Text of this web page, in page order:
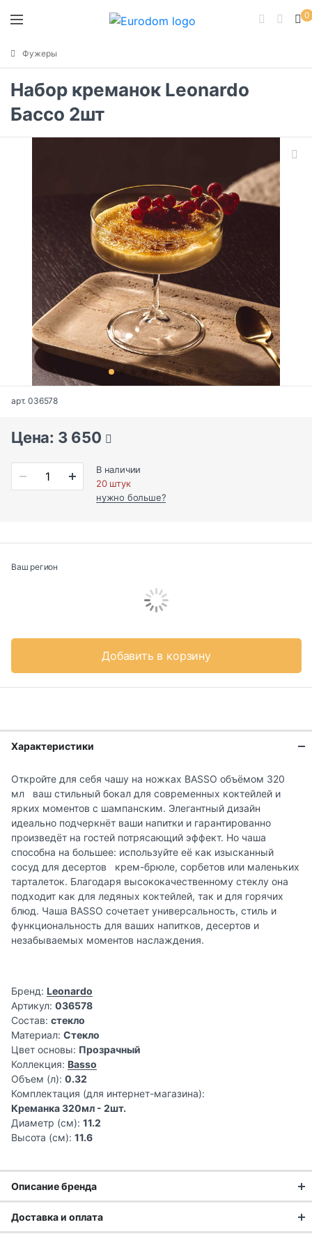
0
Фужеры
Набор креманок Leonardo
Бассо 2шт
арт. 036578
Цена: 3 650
В наличии
20 штук
нужно больше?
Ваш регион
Добавить в корзину
Характеристики
Откройте для себя чашу на ножках BASSO объёмом 320
мл ваш стильный бокал для современных коктейлей и
ярких моментов с шампанским. Элегантный дизайн
идеально подчеркнёт ваши напитки и гарантированно
произведёт на гостей потрясающий эффект. Но чаша
способна на большее: используйте её как изысканный
сосуд для десертов крем-брюле, сорбетов или маленьких
тарталеток. Благодаря высококачественному стеклу она
подходит как для ледяных коктейлей, так и для горячих
блюд. Чаша BASSO сочетает универсальность, стиль и
функциональность для ваших напитков, десертов и
незабываемых моментов наслаждения.
Бренд: Leonardo
Артикул: 036578
Состав: стекло
Материал: Стекло
Цвет основы: Прозрачный
Коллекция: Basso
Объем (л): 0.32
Комплектация (для интернет-магазина):
Креманка 320мл - 2шт.
Диаметр (см): 11.2
Высота (см): 11.6
Описание бренда
Доставка и оплата